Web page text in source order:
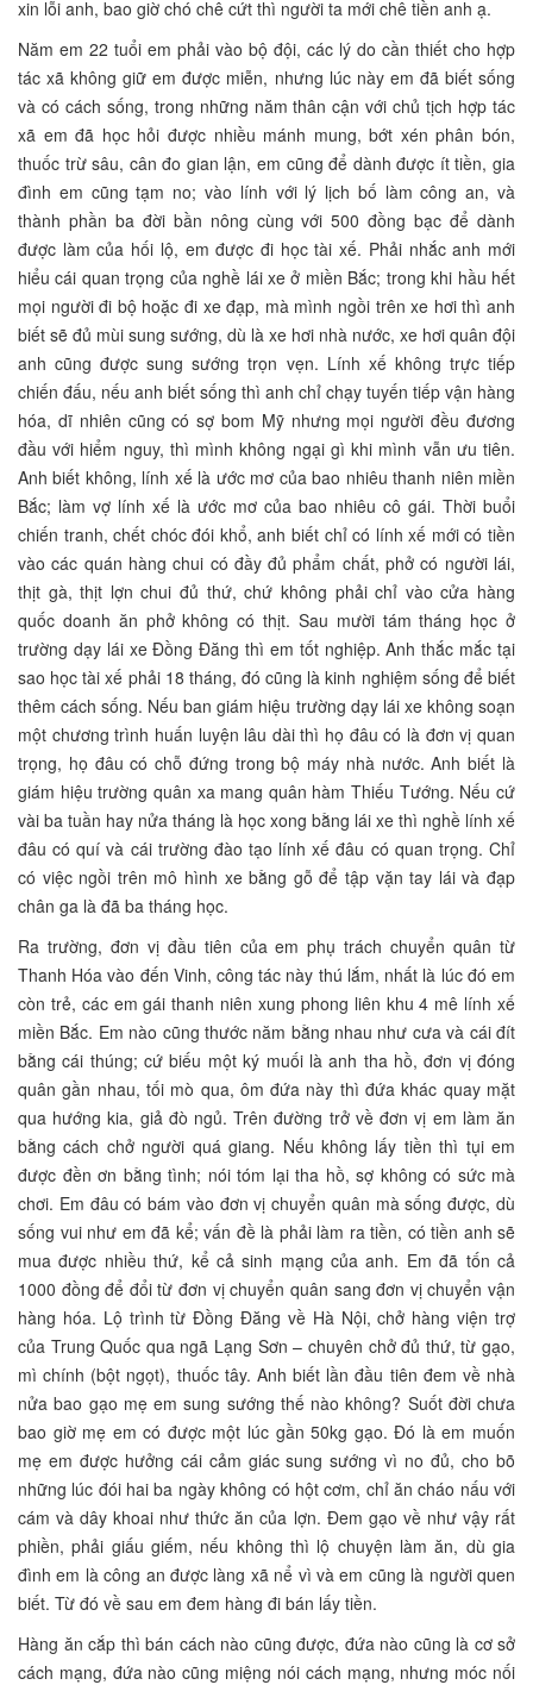
xin lỗi anh, bao giờ chó chê cứt thì người ta mới chê tiền anh ạ.
Năm em 22 tuổi em phải vào bộ đội, các lý do cần thiết cho hợp
tác xã không giữ em được miễn, nhưng lúc này em đã biết sống
và có cách sống, trong những năm thân cận với chủ tịch hợp tác
xã em đã học hỏi được nhiều mánh mung, bớt xén phân bón,
thuốc trừ sâu, cân đo gian lận, em cũng để dành được ít tiền, gia
đình em cũng tạm no; vào lính với lý lịch bố làm công an, và
thành phần ba đời bần nông cùng với 500 đồng bạc để dành
được làm của hối lộ, em được đi học tài xế. Phải nhắc anh mới
hiểu cái quan trọng của nghề lái xe ở miền Bắc; trong khi hầu hết
mọi người đi bộ hoặc đi xe đạp, mà mình ngồi trên xe hơi thì anh
biết sẽ đủ mùi sung sướng, dù là xe hơi nhà nước, xe hơi quân đội
anh cũng được sung sướng trọn vẹn. Lính xế không trực tiếp
chiến đấu, nếu anh biết sống thì anh chỉ chạy tuyến tiếp vận hàng
hóa, dĩ nhiên cũng có sợ bom Mỹ nhưng mọi người đều đương
đầu với hiểm nguy, thì mình không ngại gì khi mình vẫn ưu tiên.
Anh biết không, lính xế là ước mơ của bao nhiêu thanh niên miền
Bắc; làm vợ lính xế là ước mơ của bao nhiêu cô gái. Thời buổi
chiến tranh, chết chóc đói khổ, anh biết chỉ có lính xế mới có tiền
vào các quán hàng chui có đầy đủ phẩm chất, phở có người lái,
thịt gà, thịt lợn chui đủ thứ, chứ không phải chỉ vào cửa hàng
quốc doanh ăn phở không có thịt. Sau mười tám tháng học ở
trường dạy lái xe Đồng Đăng thì em tốt nghiệp. Anh thắc mắc tại
sao học tài xế phải 18 tháng, đó cũng là kinh nghiệm sống để biết
thêm cách sống. Nếu ban giám hiệu trường dạy lái xe không soạn
một chương trình huấn luyện lâu dài thì họ đâu có là đơn vị quan
trọng, họ đâu có chỗ đứng trong bộ máy nhà nước. Anh biết là
giám hiệu trường quân xa mang quân hàm Thiếu Tướng. Nếu cứ
vài ba tuần hay nửa tháng là học xong bằng lái xe thì nghề lính xế
đâu có quí và cái trường đào tạo lính xế đâu có quan trọng. Chỉ
có việc ngồi trên mô hình xe bằng gỗ để tập vặn tay lái và đạp
chân ga là đã ba tháng học.
Ra trường, đơn vị đầu tiên của em phụ trách chuyển quân từ
Thanh Hóa vào đến Vinh, công tác này thú lắm, nhất là lúc đó em
còn trẻ, các em gái thanh niên xung phong liên khu 4 mê lính xế
miền Bắc. Em nào cũng thước năm bằng nhau như cưa và cái đít
bằng cái thúng; cứ biếu một ký muối là anh tha hồ, đơn vị đóng
quân gần nhau, tối mò qua, ôm đứa này thì đứa khác quay mặt
qua hướng kia, giả đò ngủ. Trên đường trở về đơn vị em làm ăn
bằng cách chở người quá giang. Nếu không lấy tiền thì tụi em
được đền ơn bằng tình; nói tóm lại tha hồ, sợ không có sức mà
chơi. Em đâu có bám vào đơn vị chuyển quân mà sống được, dù
sống vui như em đã kể; vấn đề là phải làm ra tiền, có tiền anh sẽ
mua được nhiều thứ, kể cả sinh mạng của anh. Em đã tốn cả
1000 đồng để đổi từ đơn vị chuyển quân sang đơn vị chuyển vận
hàng hóa. Lộ trình từ Đồng Đăng về Hà Nội, chở hàng viện trợ
của Trung Quốc qua ngã Lạng Sơn – chuyên chở đủ thứ, từ gạo,
mì chính (bột ngọt), thuốc tây. Anh biết lần đầu tiên đem về nhà
nửa bao gạo mẹ em sung sướng thế nào không? Suốt đời chưa
bao giờ mẹ em có được một lúc gần 50kg gạo. Đó là em muốn
mẹ em được hưởng cái cảm giác sung sướng vì no đủ, cho bõ
những lúc đói hai ba ngày không có hột cơm, chỉ ăn cháo nấu với
cám và dây khoai như thức ăn của lợn. Đem gạo về như vậy rất
phiền, phải giấu giếm, nếu không thì lộ chuyện làm ăn, dù gia
đình em là công an được làng xã nể vì và em cũng là người quen
biết. Từ đó về sau em đem hàng đi bán lấy tiền.
Hàng ăn cắp thì bán cách nào cũng được, đứa nào cũng là cơ sở
cách mạng, đứa nào cũng miệng nói cách mạng, nhưng móc nối